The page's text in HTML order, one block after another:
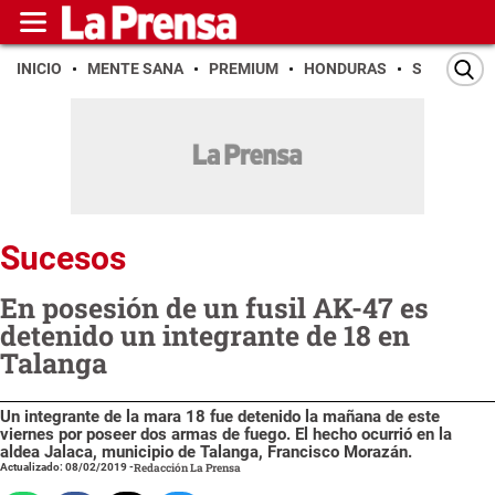
INICIO MENTE SANA PREMIUM HONDURAS SAN PEDRO
Sucesos
En posesión de un fusil AK-47 es
detenido un integrante de 18 en
Talanga
Un integrante de la mara 18 fue detenido la mañana de este
viernes por poseer dos armas de fuego. El hecho ocurrió en la
aldea Jalaca, municipio de Talanga, Francisco Morazán.
Actualizado: 08/02/2019-Redacción La Prensa